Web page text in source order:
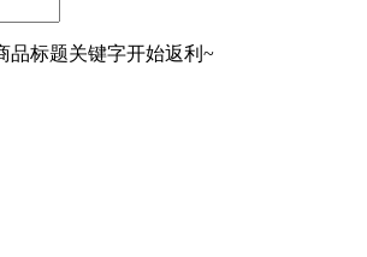
品标题关键字开始返利~